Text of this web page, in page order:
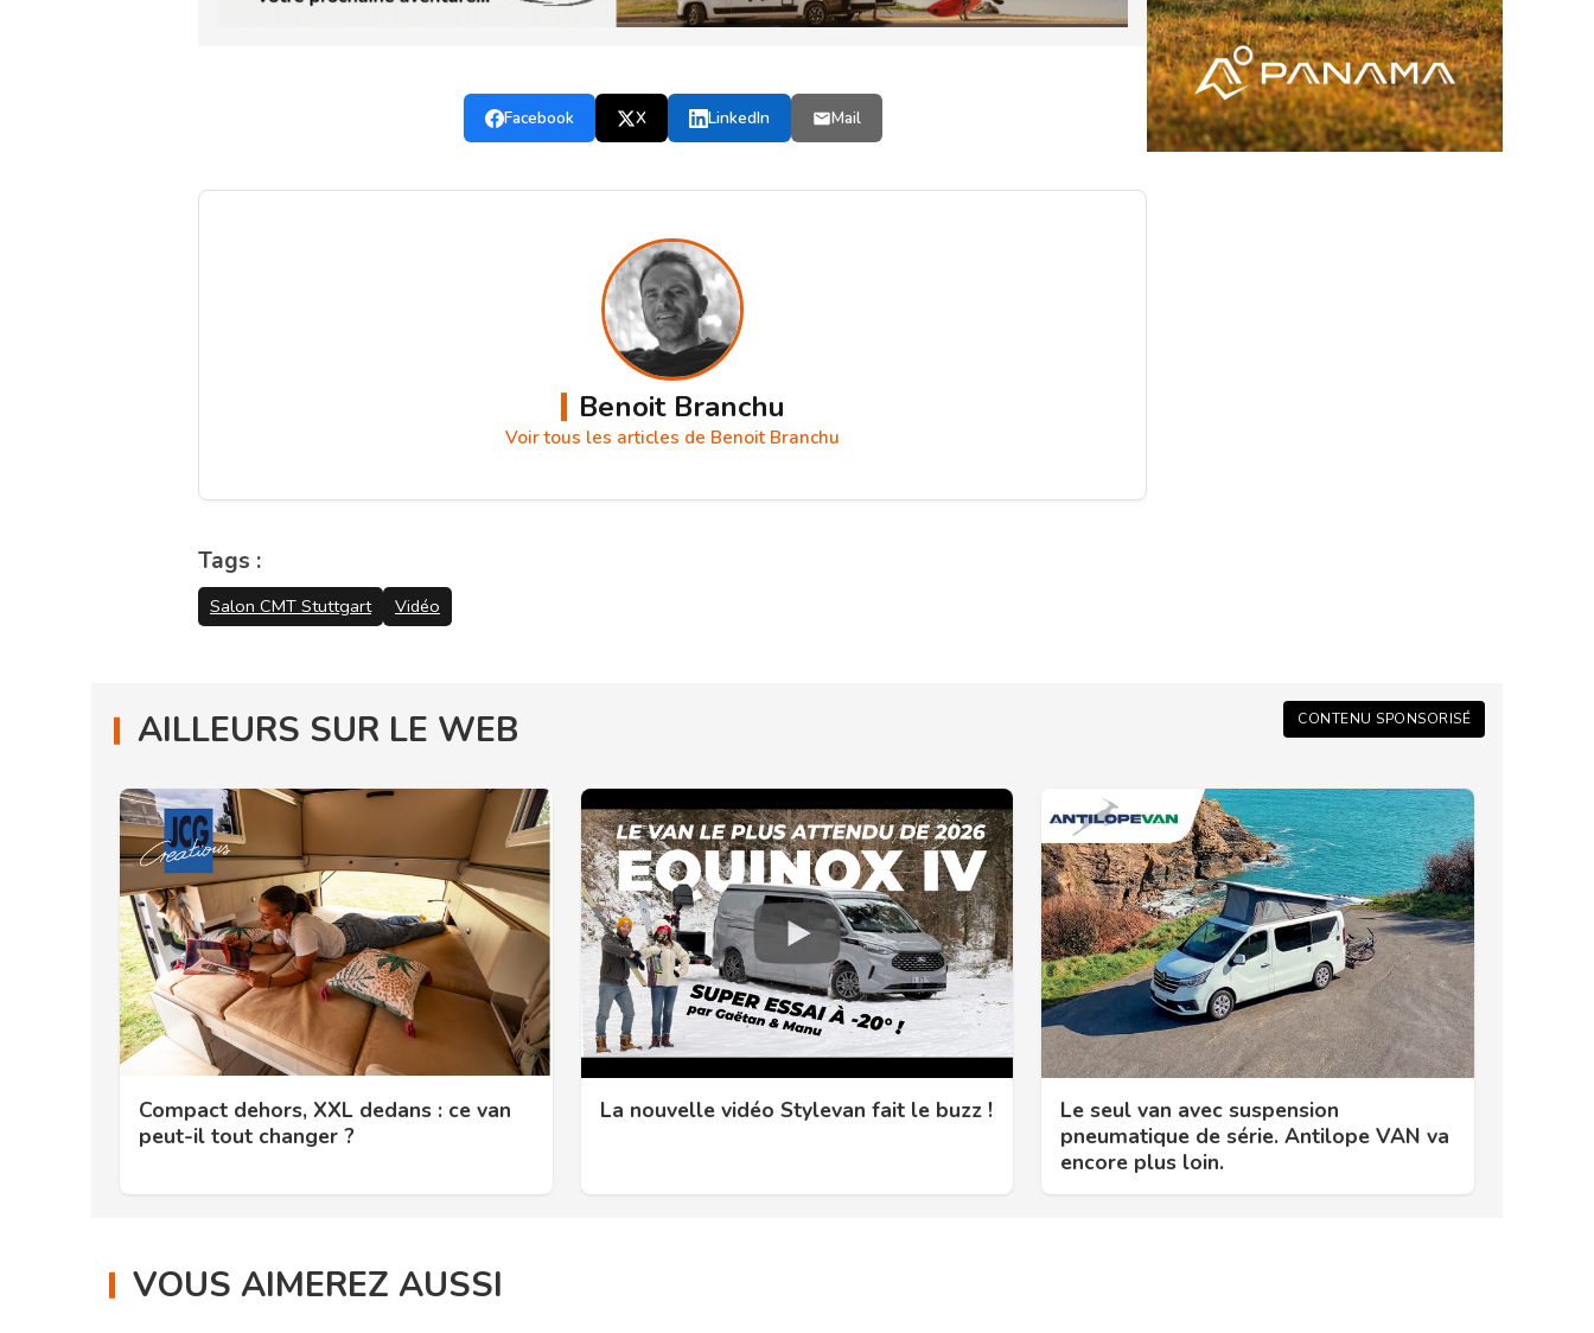
Facebook X LinkedIn Mail
Benoit Branchu
Voir tous les articles de Benoit Branchu
Tags :
Salon CMT Stuttgart Vidéo
CONTENU SPONSORISÉ
AILLEURS SUR LE WEB
Compact dehors, XXL dedans : ce van
peut-il tout changer ?
La nouvelle vidéo Stylevan fait le buzz !
Le seul van avec suspension
pneumatique de série. Antilope VAN va
encore plus loin.
VOUS AIMEREZ AUSSI